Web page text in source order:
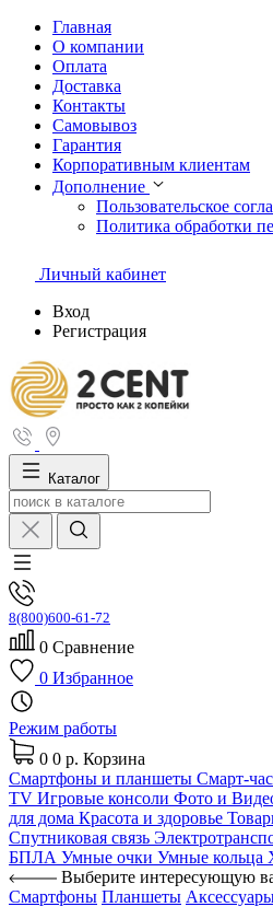
Главная
О компании
Оплата
Доставка
Контакты
Самовывоз
Гарантия
Корпоративным клиентам
Дополнение
Пользовательское
Политика обработки
Личный кабинет
Вход
Регистрация
Каталог
8(800)600-61-72
0 Сравнение
0 Избранное
Режим работы
0 0 р. Корзина
Смартфоны и планшеты Смарт-
TV Игровые консоли Фото и
для дома Красота и здоровье
Спутниковая связь
БПЛА Умные очки Умные кольца
Выберите интересующую
Смартфоны Планшеты